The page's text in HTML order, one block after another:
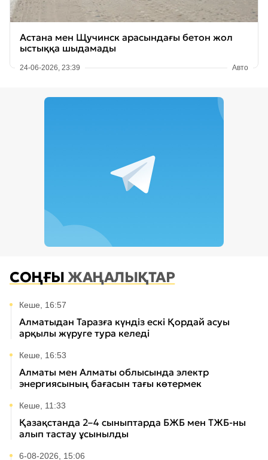
Астана мен Щучинск арасындағы бетон жол
ыстыққа шыдамады
24-06-2026, 23:39 Авто
СОҢҒЫЖАҢАЛЫҚТАР
Кеше, 16:57
Алматыдан Таразға күндіз ескі Қордай асуы
арқылы жүруге тура келеді
Кеше, 16:53
Алматы мен Алматы облысында электр
энергиясының бағасын тағы көтермек
Кеше, 11:33
Қазақстанда 2–4 сыныптарда БЖБ мен ТЖБ-ны
алып тастау ұсынылды
6-08-2026, 15:06